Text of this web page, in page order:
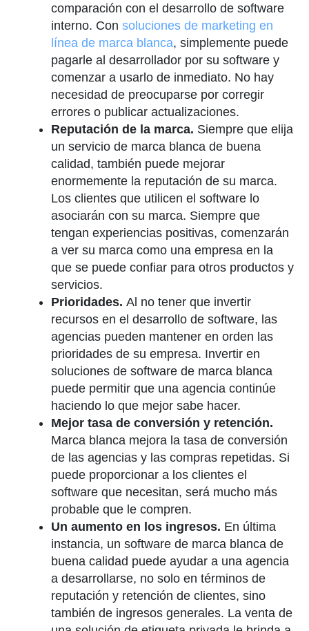
comparación con el desarrollo de software
interno. Con soluciones de marketing en
línea de marca blanca, simplemente puede
pagarle al desarrollador por su software y
comenzar a usarlo de inmediato. No hay
necesidad de preocuparse por corregir
errores o publicar actualizaciones.
Reputación de la marca. Siempre que elija
un servicio de marca blanca de buena
calidad, también puede mejorar
enormemente la reputación de su marca.
Los clientes que utilicen el software lo
asociarán con su marca. Siempre que
tengan experiencias positivas, comenzarán
a ver su marca como una empresa en la
que se puede confiar para otros productos y
servicios.
Prioridades. Al no tener que invertir
recursos en el desarrollo de software, las
agencias pueden mantener en orden las
prioridades de su empresa. Invertir en
soluciones de software de marca blanca
puede permitir que una agencia continúe
haciendo lo que mejor sabe hacer.
Mejor tasa de conversión y retención.
Marca blanca mejora la tasa de conversión
de las agencias y las compras repetidas. Si
puede proporcionar a los clientes el
software que necesitan, será mucho más
probable que le compren.
Un aumento en los ingresos. En última
instancia, un software de marca blanca de
buena calidad puede ayudar a una agencia
a desarrollarse, no solo en términos de
reputación y retención de clientes, sino
también de ingresos generales. La venta de